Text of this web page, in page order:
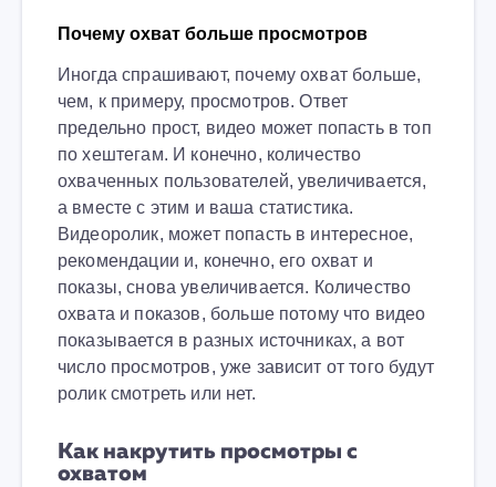
Почему охват больше просмотров
Иногда спрашивают, почему охват больше,
чем, к примеру, просмотров. Ответ
предельно прост, видео может попасть в топ
по хештегам. И конечно, количество
охваченных пользователей, увеличивается,
а вместе с этим и ваша статистика.
Видеоролик, может попасть в интересное,
рекомендации и, конечно, его охват и
показы, снова увеличивается. Количество
охвата и показов, больше потому что видео
показывается в разных источниках, а вот
число просмотров, уже зависит от того будут
ролик смотреть или нет.
Как накрутить просмотры с
охватом